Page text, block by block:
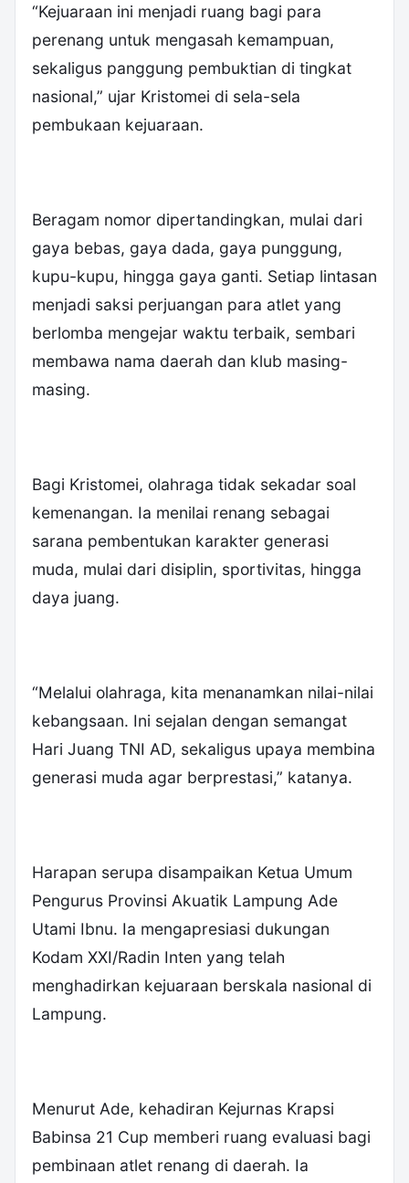
“Kejuaraan ini menjadi ruang bagi para
perenang untuk mengasah kemampuan,
sekaligus panggung pembuktian di tingkat
nasional,” ujar Kristomei di sela-sela
pembukaan kejuaraan.
Beragam nomor dipertandingkan, mulai dari
gaya bebas, gaya dada, gaya punggung,
kupu-kupu, hingga gaya ganti. Setiap lintasan
menjadi saksi perjuangan para atlet yang
berlomba mengejar waktu terbaik, sembari
membawa nama daerah dan klub masing-
masing.
Bagi Kristomei, olahraga tidak sekadar soal
kemenangan. Ia menilai renang sebagai
sarana pembentukan karakter generasi
muda, mulai dari disiplin, sportivitas, hingga
daya juang.
“Melalui olahraga, kita menanamkan nilai-nilai
kebangsaan. Ini sejalan dengan semangat
Hari Juang TNI AD, sekaligus upaya membina
generasi muda agar berprestasi,” katanya.
Harapan serupa disampaikan Ketua Umum
Pengurus Provinsi Akuatik Lampung Ade
Utami Ibnu. Ia mengapresiasi dukungan
Kodam XXI/Radin Inten yang telah
menghadirkan kejuaraan berskala nasional di
Lampung.
Menurut Ade, kehadiran Kejurnas Krapsi
Babinsa 21 Cup memberi ruang evaluasi bagi
pembinaan atlet renang di daerah. Ia